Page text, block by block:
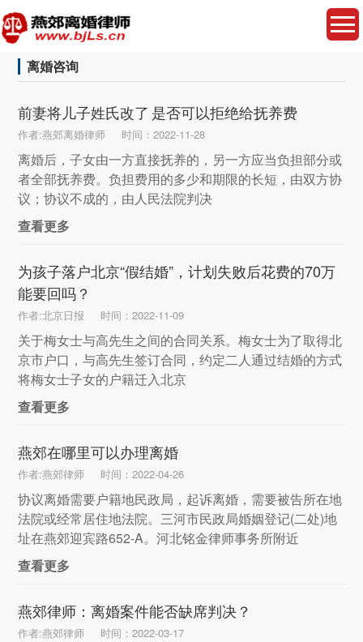
离婚咨询
前妻将儿子姓氏改了 是否可以拒绝给抚养费
作者:燕郊离婚律师 时间：2022-11-28
离婚后，子女由一方直接抚养的，另一方应当负担部分或
者全部抚养费。负担费用的多少和期限的长短，由双方协
议；协议不成的，由人民法院判决
查看更多
为孩子落户北京“假结婚”，计划失败后花费的70万
能要回吗？
作者:北京日报 时间：2022-11-09
关于梅女士与高先生之间的合同关系。梅女士为了取得北
京市户口，与高先生签订合同，约定二人通过结婚的方式
将梅女士子女的户籍迁入北京
查看更多
燕郊在哪里可以办理离婚
作者:燕郊律师 时间：2022-04-26
协议离婚需要户籍地民政局，起诉离婚，需要被告所在地
法院或经常居住地法院。三河市民政局婚姻登记(二处)地
址在燕郊迎宾路652-A。河北铭金律师事务所附近
查看更多
燕郊律师：离婚案件能否缺席判决？
作者:燕郊律师 时间：2022-03-17